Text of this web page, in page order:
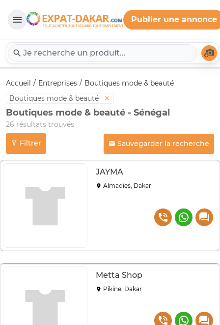
Expat-Dakar
Publier une annonce
Accueil Entreprises
Boutiques mode & beauté
Boutiques mode & beauté
Boutiques mode & beauté - Sénégal
26 résultats trouvés
Filtrer Sauvegarder la recherche
JAYMA
Almadies, Dakar
Metta Shop
Pikine, Dakar